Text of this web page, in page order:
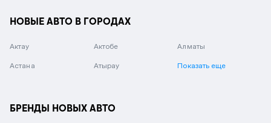
НОВЫЕ АВТО В ГОРОДАХ
Актау Актобе Алматы
Астана Атырау Показать еще
БРЕНДЫ НОВЫХ АВТО